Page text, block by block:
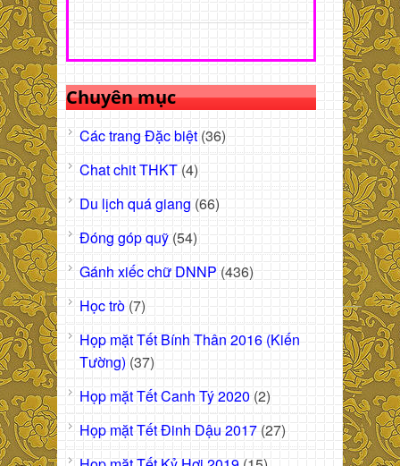
Chuyên mục
Các trang Đặc biệt (36)
Chat chit THKT (4)
Du lịch quá giang (66)
Đóng góp quỹ (54)
Gánh xiếc chữ DNNP (436)
Học trò (7)
Họp mặt Tết Bính Thân 2016 (Kiến
Tường) (37)
Họp mặt Tết Canh Tý 2020 (2)
Họp mặt Tết Đinh Dậu 2017 (27)